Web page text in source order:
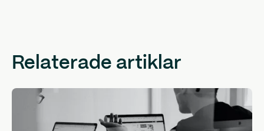
Relaterade artiklar